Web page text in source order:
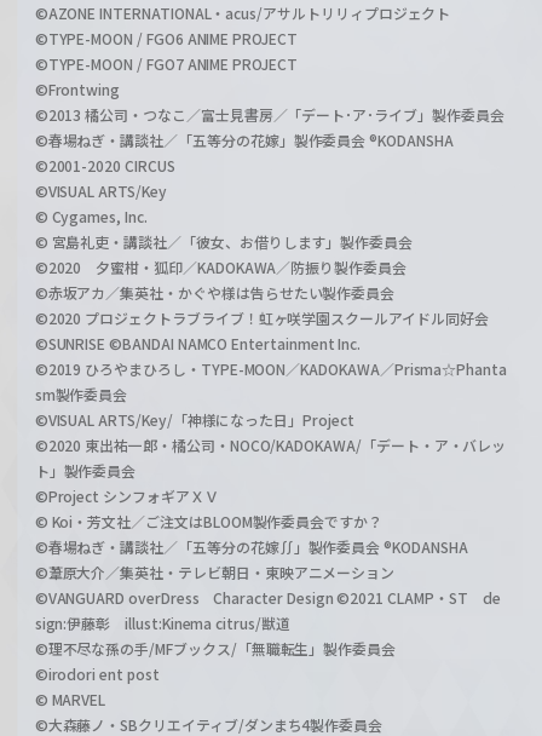
©AZONE INTERNATIONAL・acus/アサルトリリィプロジェクト
©TYPE-MOON / FGO6 ANIME PROJECT
©TYPE-MOON / FGO7 ANIME PROJECT
©Frontwing
©2013 橘公司・つなこ／富士見書房／「デート･ア･ライブ」製作委員会
©春場ねぎ・講談社／「五等分の花嫁」製作委員会 ®KODANSHA
©2001-2020 CIRCUS
©VISUAL ARTS/Key
© Cygames, Inc.
© 宮島礼吏・講談社／「彼女、お借りします」製作委員会
©2020 夕蜜柑・狐印／KADOKAWA／防振り製作委員会
©赤坂アカ／集英社・かぐや様は告らせたい製作委員会
©2020 プロジェクトラブライブ！虹ヶ咲学園スクールアイドル同好会
©SUNRISE ©BANDAI NAMCO Entertainment Inc.
©2019 ひろやまひろし・TYPE-MOON／KADOKAWA／Prisma☆Phanta
sm製作委員会
©VISUAL ARTS/Key/「神様になった日」Project
©2020 東出祐一郎・橘公司・NOCO/KADOKAWA/「デート・ア・バレッ
ト」製作委員会
©Project シンフォギアＸＶ
© Koi・芳文社／ご注文はBLOOM製作委員会ですか？
©春場ねぎ・講談社／「五等分の花嫁∬」製作委員会 ®KODANSHA
©葦原大介／集英社・テレビ朝日・東映アニメーション
©VANGUARD overDress Character Design ©2021 CLAMP・ST de
sign:伊藤彰 illust:Kinema citrus/獣道
©理不尽な孫の手/MFブックス/「無職転生」製作委員会
©irodori ent post
© MARVEL
©大森藤ノ・SBクリエイティブ/ダンまち4製作委員会